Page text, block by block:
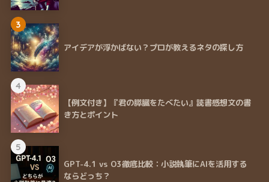
3
アイデアが浮かばない？プロが教えるネタの探し方
4
【例文付き】『君の膵臓をたべたい』読書感想文の書
き方とポイント
5
GPT-4.1 vs O3徹底比較：小説執筆にAIを活用する
ならどっち？